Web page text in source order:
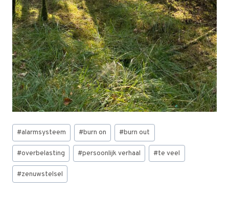
Bericht
tags:
#alarmsysteem #burn on #burn out
#overbelasting #persoonlijk verhaal #te veel
#zenuwstelsel